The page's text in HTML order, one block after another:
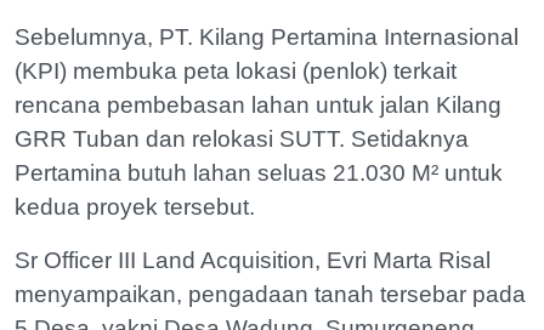
Sebelumnya, PT. Kilang Pertamina Internasional
(KPI) membuka peta lokasi (penlok) terkait
rencana pembebasan lahan untuk jalan Kilang
GRR Tuban dan relokasi SUTT. Setidaknya
Pertamina butuh lahan seluas 21.030 M² untuk
kedua proyek tersebut.
Sr Officer III Land Acquisition, Evri Marta Risal
menyampaikan, pengadaan tanah tersebar pada